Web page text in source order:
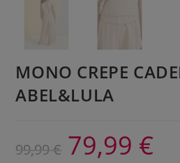
MONO CREPE
ABEL&LULA
99,99 € 79,99 €